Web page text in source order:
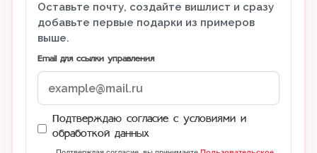
Оставьте почту, создайте вишлист и сразу
добавьте первые подарки из примеров
выше.
Email для ссылки управления
Подтверждаю согласие с условиями и
обработкой данных